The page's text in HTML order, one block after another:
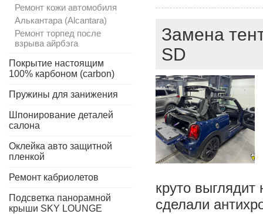
Ремонт кожи автомобиля
Алькантара (Alcantara)
Ремонт торпед после
взрыва айрбэга
Покрытие настоящим
100% карбоном (carbon)
Пружины для занижения
Шпонирование деталей
салона
Оклейка авто защитной
пленкой
Ремонт кабриолетов
Подсветка панорамной
крыши SKY LOUNGE
Замена
SD
круто
сделали